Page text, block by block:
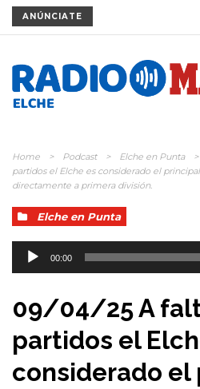
ANÚNCIATE
Home > Podcast > Elche en Punta >
partidos el Elche es considerado el
directamente a primera división.
Elche en Punta
Reproductor
00:00
09/04/25 A
partidos el
considerado el